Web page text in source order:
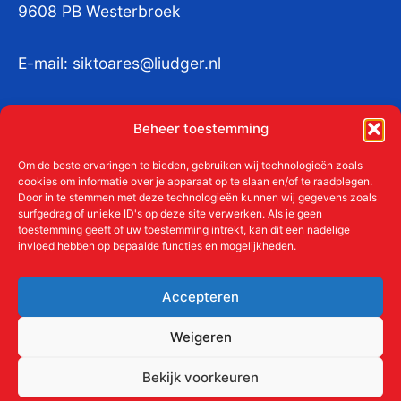
Beheer toestemming
Om de beste ervaringen te bieden, gebruiken wij technologieën zoals
cookies om informatie over je apparaat op te slaan en/of te raadplegen.
Door in te stemmen met deze technologieën kunnen wij gegevens zoals
surfgedrag of unieke ID's op deze site verwerken. Als je geen
toestemming geeft of uw toestemming intrekt, kan dit een nadelige
invloed hebben op bepaalde functies en mogelijkheden.
Accepteren
Weigeren
Bekijk voorkeuren
9608 PB Westerbroek
E-mail: siktoares@liudger.nl
KvKnr:41011712
Meer over de Liudgerstichten
Aanmelden als donateur
ANBI
Contact